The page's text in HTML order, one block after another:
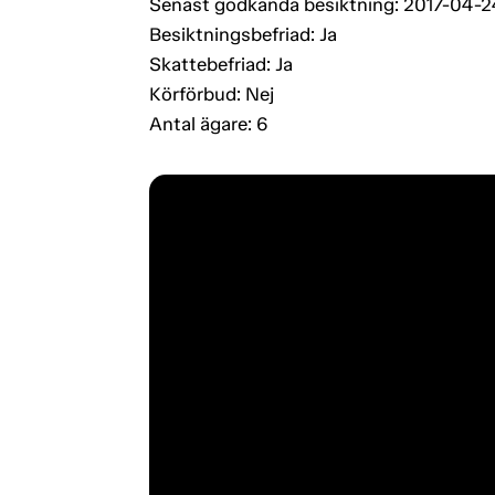
Besiktningsbefriad: Ja
Skattebefriad: Ja
Körförbud: Nej
Antal ägare: 6